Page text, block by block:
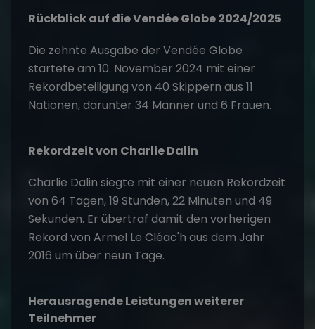
Rückblick auf die Vendée Globe 2024/2025
Die zehnte Ausgabe der Vendée Globe
startete am 10. November 2024 mit einer
Rekordbeteiligung von 40 Skippern aus 11
Nationen, darunter 34 Männer und 6 Frauen. ​
Rekordzeit von Charlie Dalin
Charlie Dalin siegte mit einer neuen Rekordzeit
von 64 Tagen, 19 Stunden, 22 Minuten und 49
Sekunden. Er übertraf damit den vorherigen
Rekord von Armel Le Cléac'h aus dem Jahr
2016 um über neun Tage.
Herausragende Leistungen weiterer
Teilnehmer